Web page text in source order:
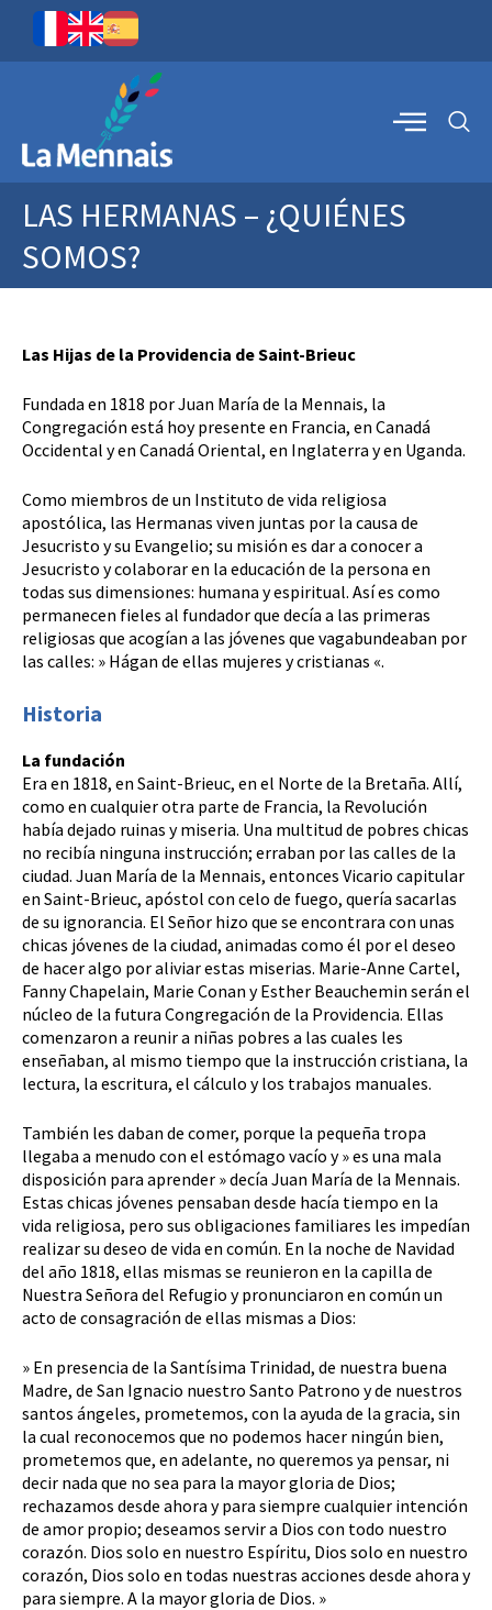
LAS HERMANAS – ¿QUIÉNES
SOMOS?
Las Hijas de la Providencia de Saint-Brieuc
Fundada en 1818 por Juan María de la Mennais, la
Congregación está hoy presente en Francia, en Canadá
Occidental y en Canadá Oriental, en Inglaterra y en Uganda.
Como miembros de un Instituto de vida religiosa
apostólica, las Hermanas viven juntas por la causa de
Jesucristo y su Evangelio; su misión es dar a conocer a
Jesucristo y colaborar en la educación de la persona en
todas sus dimensiones: humana y espiritual. Así es como
permanecen fieles al fundador que decía a las primeras
religiosas que acogían a las jóvenes que vagabundeaban por
las calles: » Hágan de ellas mujeres y cristianas «.
Historia
La fundación
Era en 1818, en Saint-Brieuc, en el Norte de la Bretaña. Allí,
como en cualquier otra parte de Francia, la Revolución
había dejado ruinas y miseria. Una multitud de pobres chicas
no recibía ninguna instrucción; erraban por las calles de la
ciudad. Juan María de la Mennais, entonces Vicario capitular
en Saint-Brieuc, apóstol con celo de fuego, quería sacarlas
de su ignorancia. El Señor hizo que se encontrara con unas
chicas jóvenes de la ciudad, animadas como él por el deseo
de hacer algo por aliviar estas miserias. Marie-Anne Cartel,
Fanny Chapelain, Marie Conan y Esther Beauchemin serán el
núcleo de la futura Congregación de la Providencia. Ellas
comenzaron a reunir a niñas pobres a las cuales les
enseñaban, al mismo tiempo que la instrucción cristiana, la
lectura, la escritura, el cálculo y los trabajos manuales.
También les daban de comer, porque la pequeña tropa
llegaba a menudo con el estómago vacío y » es una mala
disposición para aprender » decía Juan María de la Mennais.
Estas chicas jóvenes pensaban desde hacía tiempo en la
vida religiosa, pero sus obligaciones familiares les impedían
realizar su deseo de vida en común. En la noche de Navidad
del año 1818, ellas mismas se reunieron en la capilla de
Nuestra Señora del Refugio y pronunciaron en común un
acto de consagración de ellas mismas a Dios:
» En presencia de la Santísima Trinidad, de nuestra buena
Madre, de San Ignacio nuestro Santo Patrono y de nuestros
santos ángeles, prometemos, con la ayuda de la gracia, sin
la cual reconocemos que no podemos hacer ningún bien,
prometemos que, en adelante, no queremos ya pensar, ni
decir nada que no sea para la mayor gloria de Dios;
rechazamos desde ahora y para siempre cualquier intención
de amor propio; deseamos servir a Dios con todo nuestro
corazón. Dios solo en nuestro Espíritu, Dios solo en nuestro
corazón, Dios solo en todas nuestras acciones desde ahora y
para siempre. A la mayor gloria de Dios. »